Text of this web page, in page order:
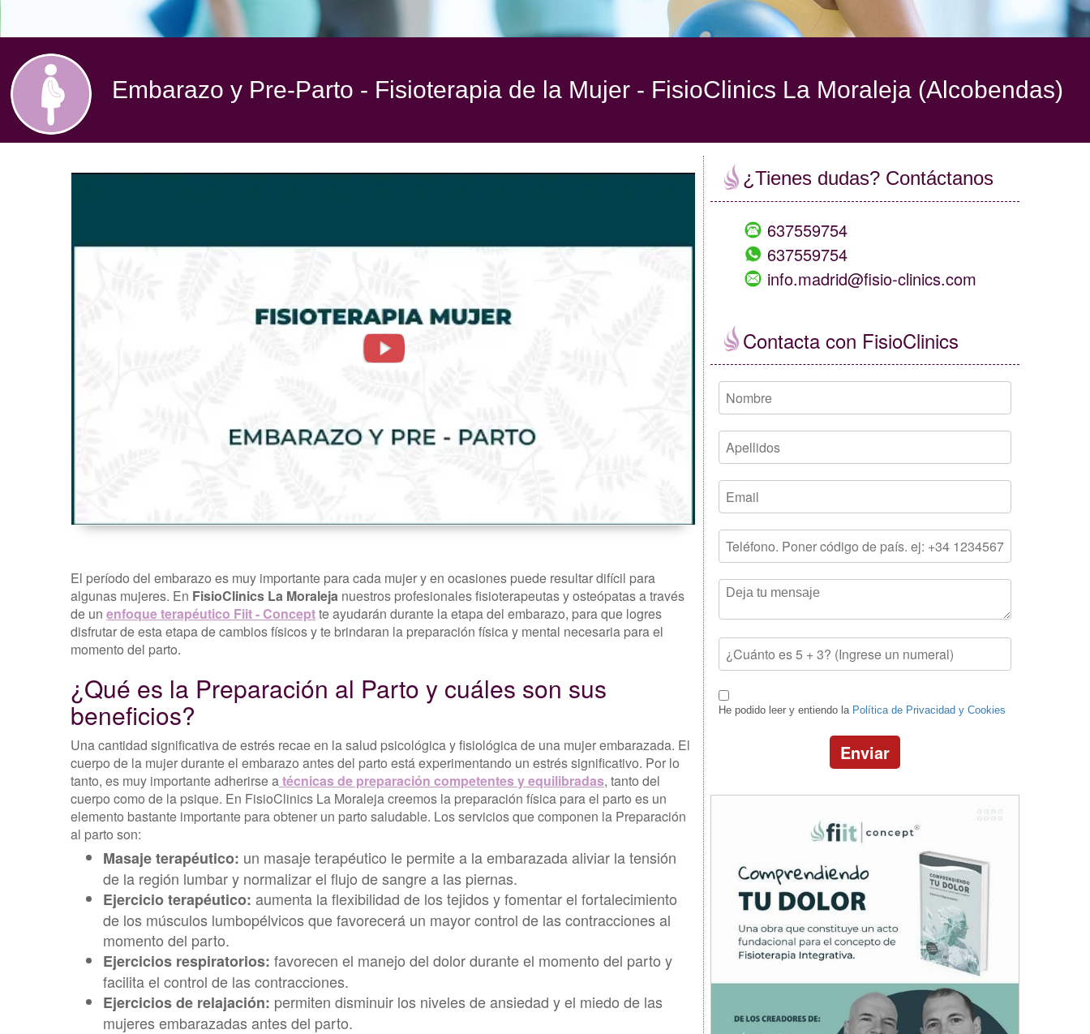
Embarazo y Pre-Parto - Fisioterapia de la Mujer - FisioClinics La Moraleja (Alcobendas)
Embarazo
Pre
Madrid
El período del embarazo es muy importante para cada mujer y en ocasiones puede resultar difícil para
algunas mujeres. En FisioClinics La Moraleja nuestros profesionales fisioterapeutas y osteópatas a través
de un enfoque terapéutico Fiit - Conceptte ayudarán durante la etapa del embarazo, para que logres
disfrutar de esta etapa de cambios físicos y te brindaran la preparación física y mental necesaria para el
momento del parto.
¿Qué es la Preparación al Parto y cuáles son sus
beneficios?
Una cantidad significativa de estrés recae en la salud psicológica y fisiológica de una mujer embarazada. El
cuerpo de la mujer durante el embarazo antes del parto está experimentando un estrés significativo. Por lo
tanto, es muy importante adherirse atécnicas de preparación competentes y equilibradas, tanto del
cuerpo como de la psique. En FisioClinics La Moraleja creemos la preparación física para el parto es un
elemento bastante importante para obtener un parto saludable. Los servicios que componen la Preparación
al parto son:
Masaje terapéutico: un masaje terapéutico le permite a la embarazada aliviar la tensión
de la región lumbar y normalizar el flujo de sangre a las piernas.
Ejercicio terapéutico: aumenta la flexibilidad de los tejidos y fomentar el fortalecimiento
de los músculos lumbopélvicos que favorecerá un mayor control de las contracciones al
momento del parto.
Ejercicios respiratorios: favorecen el manejo del dolor durante el momento del parto y
facilita el control de las contracciones.
Ejercicios de relajación: permiten disminuir los niveles de ansiedad y el miedo de las
mujeres embarazadas antes del parto.
¿Tienes dudas? Contáctanos
637559754
637559754
info.madrid@fisio-clinics.com
Contacta con FisioClinics
He podido leer y entiendo la Política de Privacidad y Cookies
Enviar